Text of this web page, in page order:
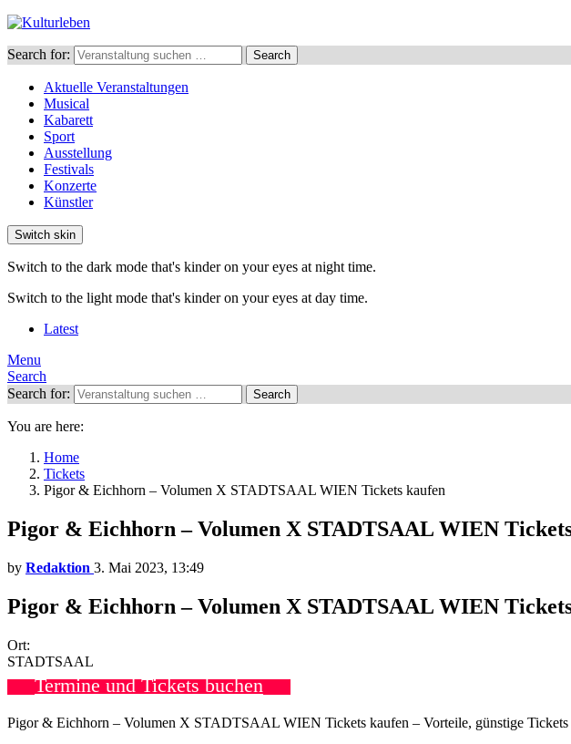
Search for: Search
Aktuelle Veranstaltungen
Musical
Kabarett
Sport
Ausstellung
Festivals
Konzerte
Künstler
Switch skin
Switch to the dark mode that's kinder on your eyes at night time.
Switch to the light mode that's kinder on your eyes at day time.
Latest
Menu
Search
Search for:
Search
You are here:
Home
Tickets
Pigor & Eichhorn – Volumen X STADTSAAL WIEN Tickets kaufen
Pigor & Eichhorn – Volumen X STADTSAAL WIEN
by Redaktion 3. Mai 2023, 13:49
Pigor & Eichhorn – Volumen X STADTSAAL WIEN
Ort:
STADTSAAL
Termine und Tickets buchen
Pigor & Eichhorn – Volumen X STADTSAAL WIEN Tickets kaufen – Vorteile, günstige